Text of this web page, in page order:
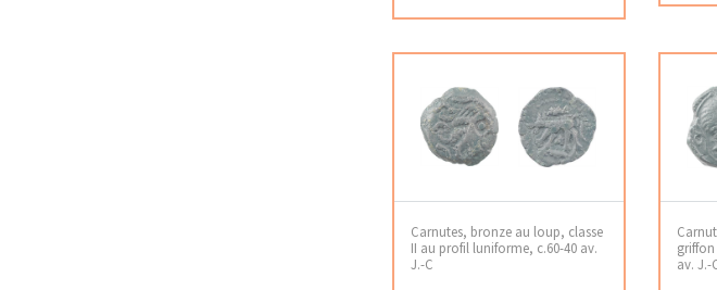
Carnutes, bronze au loup, classe
II au profil luniforme, c.60-40 av.
J.-C
griffon
av. J.-